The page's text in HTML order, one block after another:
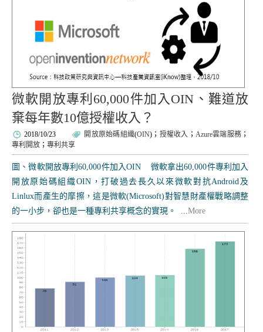
微軟開放專利60,000件加入OIN、難道放
棄每年數10億授權收入？
2018/10/23 開放原始碼組織(OIN)； 授權收入 ； Azure雲端服務 ；
專利開放 ； 專利共享
圖、微軟開放專利60,000件加入OIN 微軟拿出60,000件專利加入
開放原始碼組織OIN，打破過去長久以來微軟對抗Android及
Linlux而產生的摩擦，這是微軟(Microsoft)對智慧財產權戰略調整
的一小步，卻也是一種專利共享概念的實現。 ...More